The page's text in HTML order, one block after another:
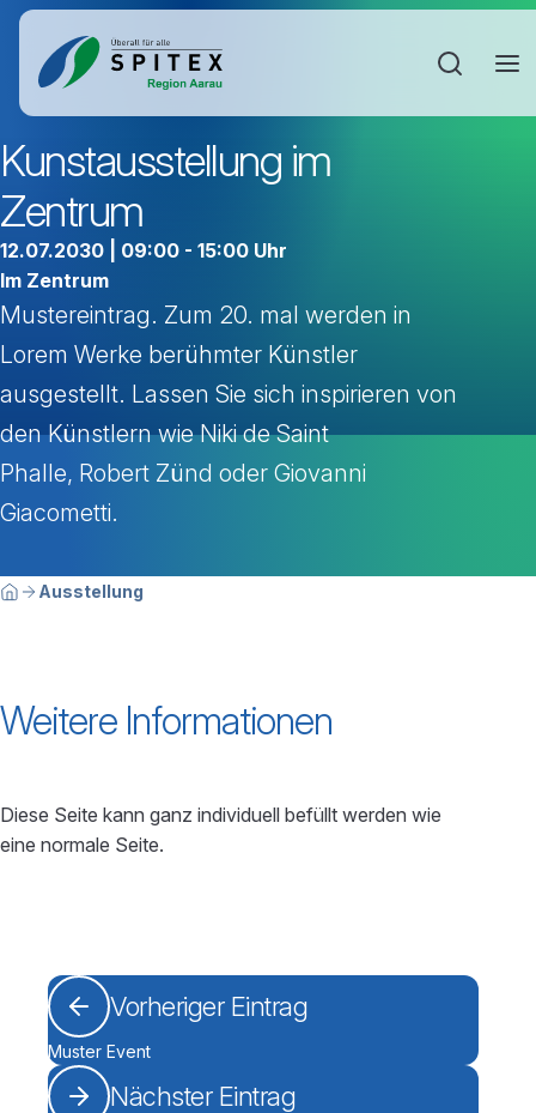
Kunstausstellung im
Zentrum
12.07.2030 | 09:00 - 15:00 Uhr
Im Zentrum
Mustereintrag. Zum 20. mal werden in
Lorem Werke berühmter Künstler
ausgestellt. Lassen Sie sich inspirieren von
den Künstlern wie Niki de Saint
Phalle, Robert Zünd oder Giovanni
Giacometti.
Breadcrumbnavigation
Sie befinden sich hier:
HomeAusstellung
Weitere Informationen
Diese Seite kann ganz individuell befüllt werden wie
eine normale Seite.
Vorheriger Eintrag
Muster Event
Nächster Eintrag